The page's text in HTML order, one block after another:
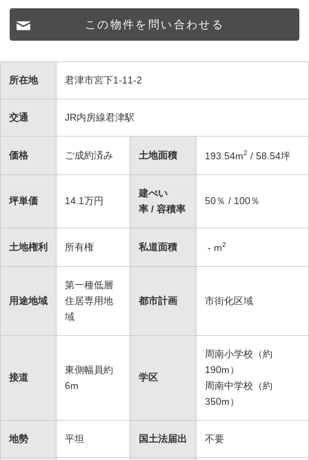
この物件を問い合わせる
所在地 君津市宮下1-11-2
交通 JR内房線君津駅
価格 ご成約済み 土地面積 193.54m2 / 58.54坪
坪単価 14.1万円
建ぺい
率 / 容積率
50％ / 100％
土地権利 所有権 私道面積 - m2
用途地域
第一種低層
住居専用地
域
都市計画 市街化区域
接道
東側幅員約
6m
学区
周南小学校（約
190m）
周南中学校（約
350m）
地勢 平坦 国土法届出 不要